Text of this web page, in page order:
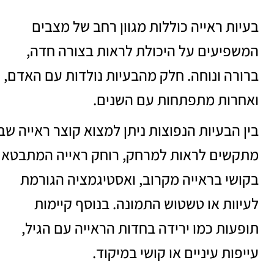
בעיות ראייה כוללות מגוון רחב של מצבים
המשפיעים על היכולת לראות בצורה חדה,
ברורה ונוחה. חלק מהבעיות נולדות עם האדם,
ואחרות מתפתחות עם השנים.
בין הבעיות הנפוצות ניתן למצוא קוצר ראייה
מתקשים לראות למרחק, רוחק ראייה המתבטא
בקושי בראייה מקרוב, ואסטיגמציה הגורמת
לעיוות או טשטוש התמונה. בנוסף קיימות
תופעות כמו ירידה בחדות הראייה עם הגיל,
עייפות עיניים או קושי במיקוד.